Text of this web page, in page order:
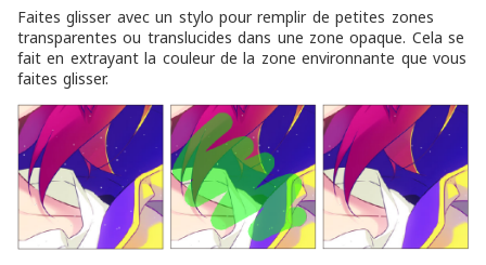
Faites glisser avec un stylo pour remplir de petites zones
transparentes ou translucides dans une zone opaque. Cela se
fait en extrayant la couleur de la zone environnante que vous
faites glisser.